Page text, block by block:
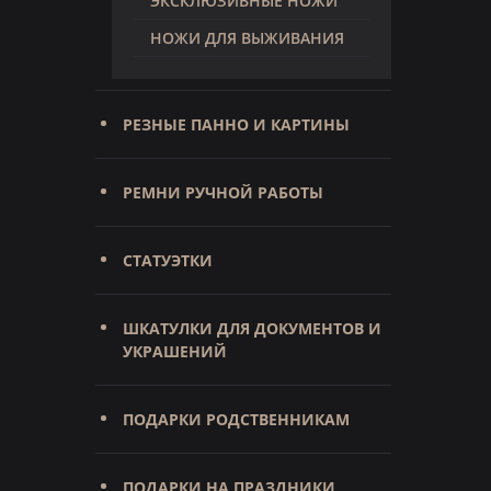
НОЖИ ДЛЯ ВЫЖИВАНИЯ
РЕЗНЫЕ ПАННО И КАРТИНЫ
РЕМНИ РУЧНОЙ РАБОТЫ
СТАТУЭТКИ
ШКАТУЛКИ ДЛЯ ДОКУМЕНТОВ И
УКРАШЕНИЙ
ПОДАРКИ РОДСТВЕННИКАМ